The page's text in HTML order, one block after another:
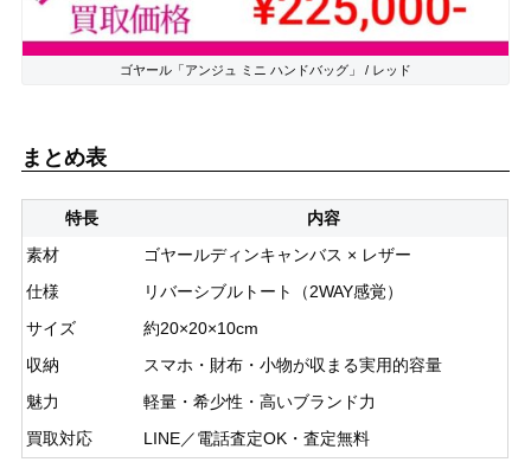
ゴヤール「アンジュ ミニ ハンドバッグ」 / レッド
まとめ表
特長
内容
素材
ゴヤールディンキャンバス × レザー
仕様
リバーシブルトート（2WAY感覚）
サイズ
約20×20×10cm
収納
スマホ・財布・小物が収まる実用的容量
魅力
軽量・希少性・高いブランド力
買取対応
LINE／電話査定OK・査定無料